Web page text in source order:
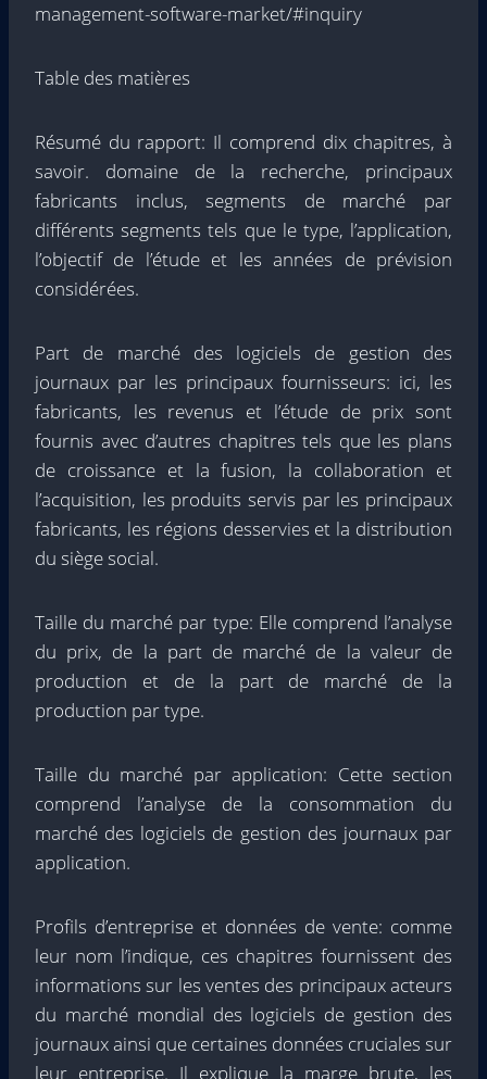
management-software-market/#inquiry
Table des matières
Résumé du rapport: Il comprend dix chapitres, à
savoir. domaine de la recherche, principaux
fabricants inclus, segments de marché par
différents segments tels que le type, l’application,
l’objectif de l’étude et les années de prévision
considérées.
Part de marché des logiciels de gestion des
journaux par les principaux fournisseurs: ici, les
fabricants, les revenus et l’étude de prix sont
fournis avec d’autres chapitres tels que les plans
de croissance et la fusion, la collaboration et
l’acquisition, les produits servis par les principaux
fabricants, les régions desservies et la distribution
du siège social.
Taille du marché par type: Elle comprend l’analyse
du prix, de la part de marché de la valeur de
production et de la part de marché de la
production par type.
Taille du marché par application: Cette section
comprend l’analyse de la consommation du
marché des logiciels de gestion des journaux par
application.
Profils d’entreprise et données de vente: comme
leur nom l’indique, ces chapitres fournissent des
informations sur les ventes des principaux acteurs
du marché mondial des logiciels de gestion des
journaux ainsi que certaines données cruciales sur
leur entreprise. Il explique la marge brute, les